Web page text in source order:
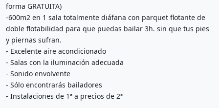
-600m2 en 1 sala totalmente diáfana con parquet flotante de
doble flotabilidad para que puedas bailar 3h. sin que tus pies
- Instalaciones de 1ª a precios de 2ª